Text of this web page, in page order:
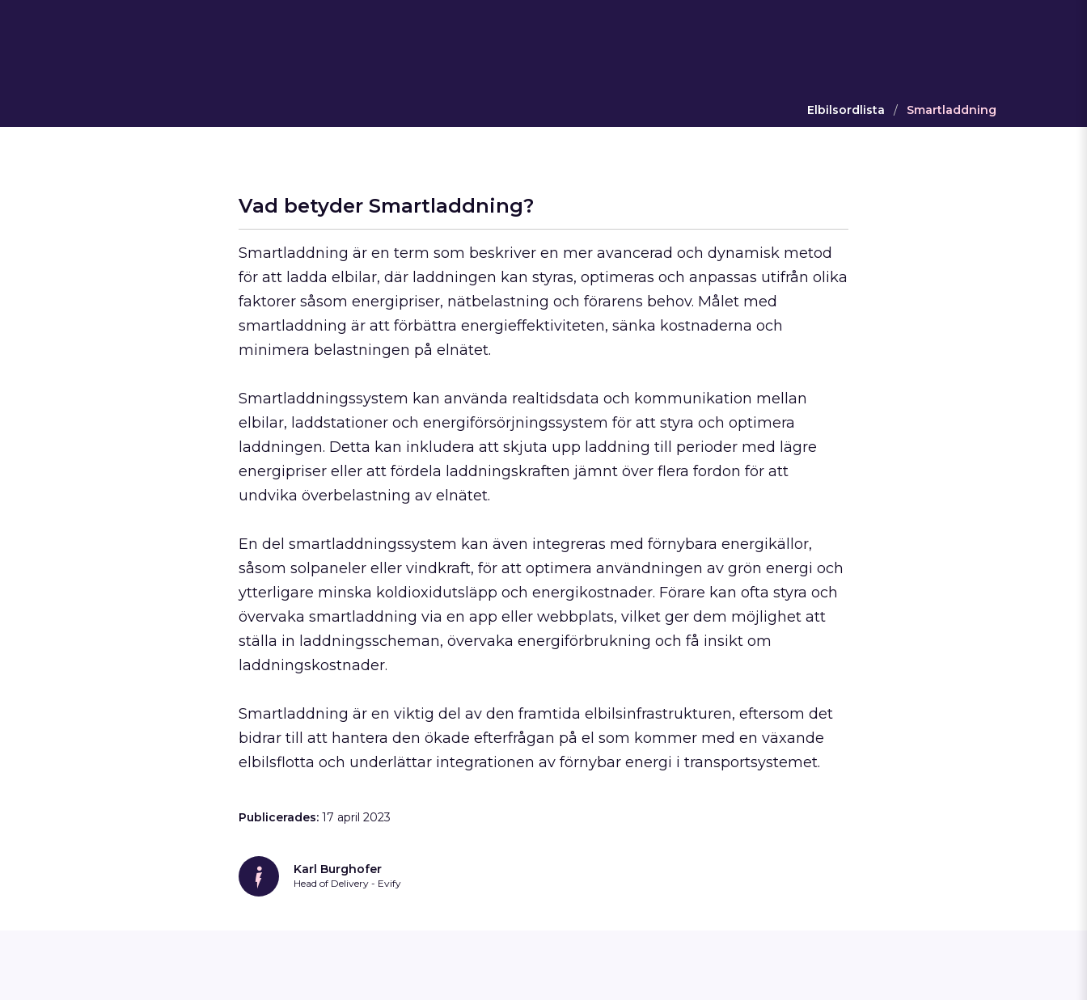
Elbilsordlista / Smartladdning
Vad betyder Smartladdning?
Smartladdning är en term som beskriver en mer avancerad och dynamisk metod
för att ladda elbilar, där laddningen kan styras, optimeras och anpassas utifrån olika
faktorer såsom energipriser, nätbelastning och förarens behov. Målet med
smartladdning är att förbättra energieffektiviteten, sänka kostnaderna och
minimera belastningen på elnätet.
Smartladdningssystem kan använda realtidsdata och kommunikation mellan
elbilar, laddstationer och energiförsörjningssystem för att styra och optimera
laddningen. Detta kan inkludera att skjuta upp laddning till perioder med lägre
energipriser eller att fördela laddningskraften jämnt över flera fordon för att
undvika överbelastning av elnätet.
En del smartladdningssystem kan även integreras med förnybara energikällor,
såsom solpaneler eller vindkraft, för att optimera användningen av grön energi och
ytterligare minska koldioxidutsläpp och energikostnader. Förare kan ofta styra och
övervaka smartladdning via en app eller webbplats, vilket ger dem möjlighet att
ställa in laddningsscheman, övervaka energiförbrukning och få insikt om
laddningskostnader.
Smartladdning är en viktig del av den framtida elbilsinfrastrukturen, eftersom det
bidrar till att hantera den ökade efterfrågan på el som kommer med en växande
elbilsflotta och underlättar integrationen av förnybar energi i transportsystemet.
Publicerades: 17 april 2023
Karl Burghofer
Head of Delivery - Evify